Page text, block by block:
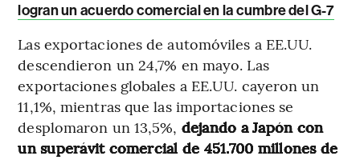
logran un acuerdo comercial en la cumbre del G-7
Las exportaciones de automóviles a EE.UU.
descendieron un 24,7% en mayo. Las
exportaciones globales a EE.UU. cayeron un
11,1%, mientras que las importaciones se
desplomaron un 13,5%, dejando a Japón con
un superávit comercial de 451.700 millones de